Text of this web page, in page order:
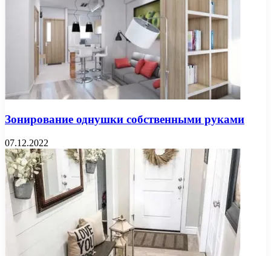
Зонирование однушки собственными руками
07.12.2022